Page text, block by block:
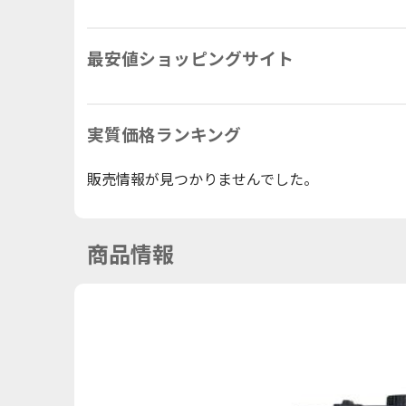
最安値ショッピングサイト
実質価格ランキング
販売情報が見つかりませんでした。
商品情報